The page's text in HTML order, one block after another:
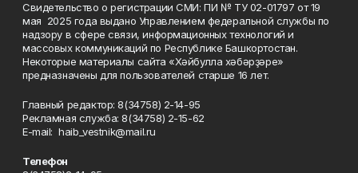
Свидетельство о регистрации СМИ: ПИ № ТУ 02-01797 от 19
мая 2025 года выдано Управлением федеральной службы по
надзору в сфере связи, информационных технологий и
массовых коммуникаций по Республике Башкортостан.
Некоторые материалы сайта «Хәйбулла хәбәрҙәре»
предназначены для пользователей старше 16 лет.
Главный редактор: 8(34758) 2-14-95
Рекламная служба: 8(34758) 2-15-62
Е-mаil: haib_vestnik@mail.ru
Телефон